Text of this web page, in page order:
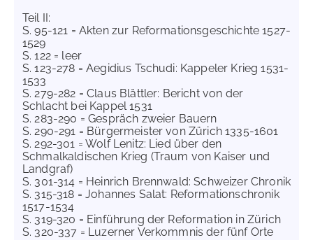
Teil II:
S. 95-121 = Akten zur Reformationsgeschichte 1527-
1529
S. 122 = leer
S. 123-278 = Aegidius Tschudi: Kappeler Krieg 1531-
1533
S. 279-282 = Claus Blättler: Bericht von der
Schlacht bei Kappel 1531
S. 283-290 = Gespräch zweier Bauern
S. 290-291 = Bürgermeister von Zürich 1335-1601
S. 292-301 = Wolf Lenitz: Lied über den
Schmalkaldischen Krieg (Traum von Kaiser und
Landgraf)
S. 301-314 = Heinrich Brennwald: Schweizer Chronik
S. 315-318 = Johannes Salat: Reformationschronik
1517-1534
S. 319-320 = Einführung der Reformation in Zürich
S. 320-337 = Luzerner Verkommnis der fünf Orte